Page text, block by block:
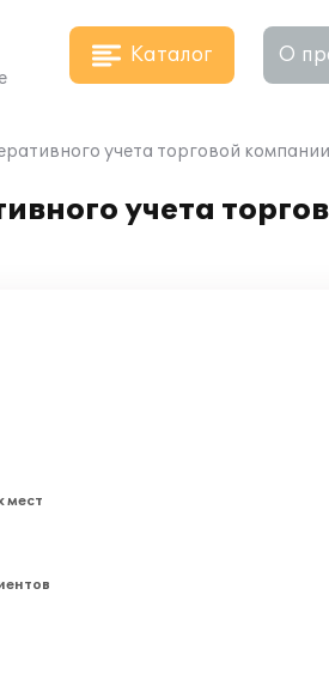
Каталог О
учета торговой
учета
мест